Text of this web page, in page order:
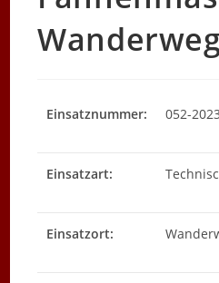
Einsatznummer: 052-2023
Einsatzart:
Einsatzort: